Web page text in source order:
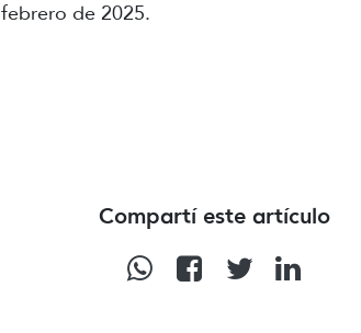
de 2025.
Compartí este artículo